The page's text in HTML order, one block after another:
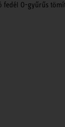
fedél O-gyűrűs